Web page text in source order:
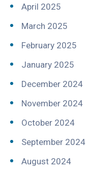
April 2025
March 2025
February 2025
January 2025
December 2024
November 2024
October 2024
September 2024
August 2024